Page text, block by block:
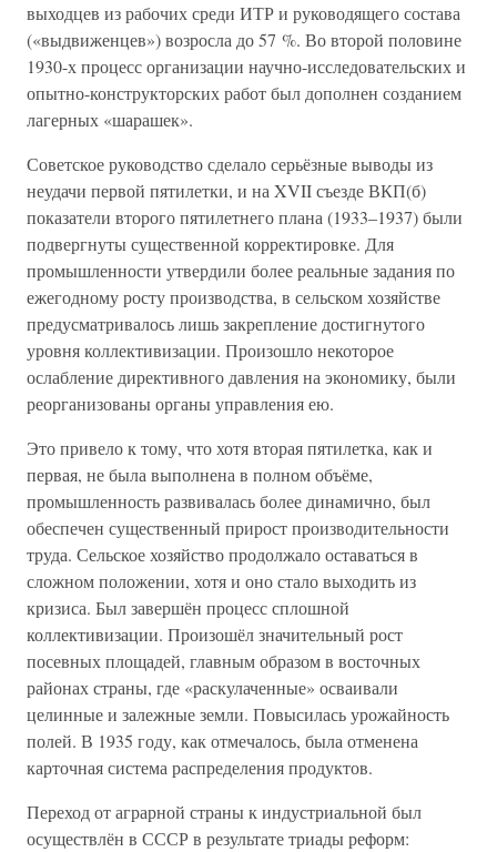
выходцев из рабочих среди ИТР и руководящего состава
(«выдвиженцев») возросла до 57 %. Во второй половине
1930-х процесс организации научно-исследовательских и
опытно-конструкторских работ был дополнен созданием
лагерных «шарашек».
Советское руководство сделало серьёзные выводы из
неудачи первой пятилетки, и на XVII съезде ВКП(б)
показатели второго пятилетнего плана (1933–1937) были
подвергнуты существенной корректировке. Для
промышленности утвердили более реальные задания по
ежегодному росту производства, в сельском хозяйстве
предусматривалось лишь закрепление достигнутого
уровня коллективизации. Произошло некоторое
ослабление директивного давления на экономику, были
реорганизованы органы управления ею.
Это привело к тому, что хотя вторая пятилетка, как и
первая, не была выполнена в полном объёме,
промышленность развивалась более динамично, был
обеспечен существенный прирост производительности
труда. Сельское хозяйство продолжало оставаться в
сложном положении, хотя и оно стало выходить из
кризиса. Был завершён процесс сплошной
коллективизации. Произошёл значительный рост
посевных площадей, главным образом в восточных
районах страны, где «раскулаченные» осваивали
целинные и залежные земли. Повысилась урожайность
полей. В 1935 году, как отмечалось, была отменена
карточная система распределения продуктов.
Переход от аграрной страны к индустриальной был
осуществлён в СССР в результате триады реформ: